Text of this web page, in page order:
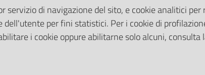
legale
Policy
Misure PNRR
Gare e Appalti
Richiesta Patrocinio
di navigazione del sito, e cookie analitici per
per fini statistici. Per i cookie di
i cookie oppure abilitarne solo alcuni, consulta